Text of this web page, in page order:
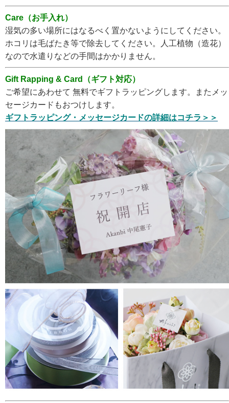
Care（お手入れ）
湿気の多い場所にはなるべく置かないようにしてください。
ホコリは毛ばたき等で除去してください。人工植物（造花）
なので水遣りなどの手間はかかりません。
Gift Rapping & Card（ギフト対応）
ご希望にあわせて 無料でギフトラッピングします。またメッ
セージカードもおつけします。
ギフトラッピング・メッセージカードの詳細はコチラ＞＞